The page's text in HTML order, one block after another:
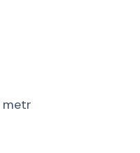
roboczy 1 metr